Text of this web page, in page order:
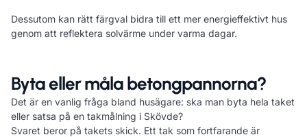
Dessutom kan rätt färgval bidra till ett mer energieffektivt hus
genom att reflektera solvärme under varma dagar.
Byta eller måla betongpannorna?
Det är en vanlig fråga bland husägare: ska man byta hela taket
eller satsa på en takmålning i Skövde?
Svaret beror på takets skick. Ett tak som fortfarande är